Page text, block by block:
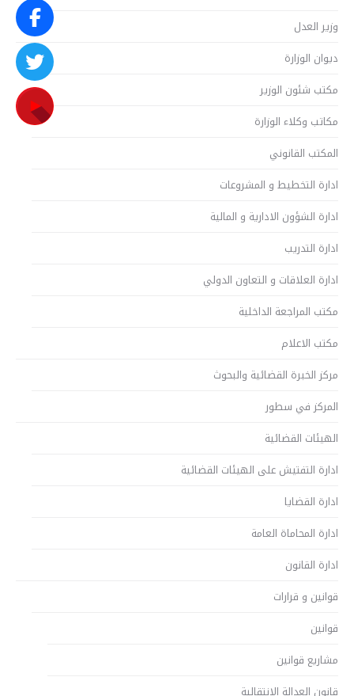
وزير العدل
ديوان الوزارة
مكتب شئون الوزير
مكاتب وكلاء الوزارة
المكتب القانوني
ادارة التخطيط و المشروعات
ادارة الشؤون الادارية و المالية
ادارة التدريب
ادارة العلاقات و التعاون الدولي
مكتب المراجعة الداخلية
مكتب الاعلام
مركز الخبرة القضائية والبحوث
المركز في سطور
الهيئات القضائية
ادارة التفتيش على الهيئات القضائية
ادارة القضايا
ادارة المحاماة العامة
ادارة القانون
قوانين و قرارات
قوانين
مشاريع قوانين
قانون العدالة الانتقالية